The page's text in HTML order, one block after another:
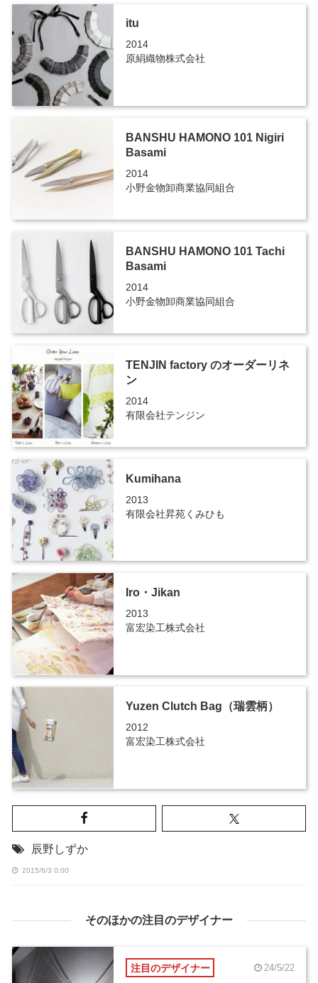
itu
2014
原絹織物株式会社
BANSHU HAMONO 101 Nigiri
Basami
2014
小野金物卸商業協同組合
BANSHU HAMONO 101 Tachi
Basami
2014
小野金物卸商業協同組合
TENJIN factory のオーダーリネ
ン
2014
有限会社テンジン
Kumihana
2013
有限会社昇苑くみひも
Iro・Jikan
2013
富宏染工株式会社
Yuzen Clutch Bag（瑞雲柄）
2012
富宏染工株式会社
辰野しずか
2015/6/3 0:00
そのほかの注目のデザイナー
注目のデザイナー 24/5/22